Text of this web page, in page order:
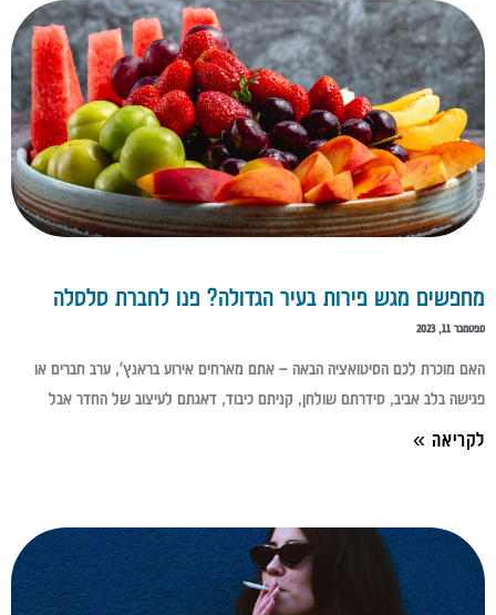
מחפשים מגש פירות בעיר הגדולה? פנו לחברת סלסלה
ספטמבר 11, 2023
האם מוכרת לכם הסיטואציה הבאה – אתם מארחים אירוע בראנץ', ערב חברים או
פגישה בלב אביב, סידרתם שולחן, קניתם כיבוד, דאגתם לעיצוב של החדר אבל
לקריאה »